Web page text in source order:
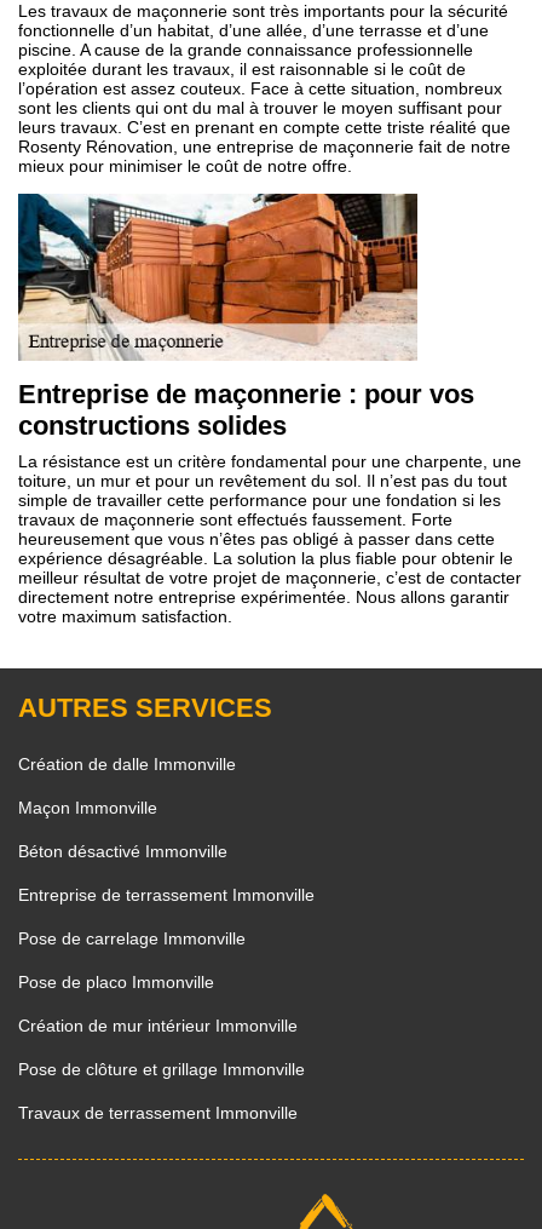
Les travaux de maçonnerie sont très importants pour la sécurité
fonctionnelle d’un habitat, d’une allée, d’une terrasse et d’une
piscine. A cause de la grande connaissance professionnelle
exploitée durant les travaux, il est raisonnable si le coût de
l’opération est assez couteux. Face à cette situation, nombreux
sont les clients qui ont du mal à trouver le moyen suffisant pour
leurs travaux. C’est en prenant en compte cette triste réalité que
Rosenty Rénovation, une entreprise de maçonnerie fait de notre
mieux pour minimiser le coût de notre offre.
Entreprise de maçonnerie : pour vos
constructions solides
La résistance est un critère fondamental pour une charpente, une
toiture, un mur et pour un revêtement du sol. Il n’est pas du tout
simple de travailler cette performance pour une fondation si les
travaux de maçonnerie sont effectués faussement. Forte
heureusement que vous n’êtes pas obligé à passer dans cette
expérience désagréable. La solution la plus fiable pour obtenir le
meilleur résultat de votre projet de maçonnerie, c’est de contacter
directement notre entreprise expérimentée. Nous allons garantir
votre maximum satisfaction.
AUTRES SERVICES
Création de dalle Immonville
Maçon Immonville
Béton désactivé Immonville
Entreprise de terrassement Immonville
Pose de carrelage Immonville
Pose de placo Immonville
Création de mur intérieur Immonville
Pose de clôture et grillage Immonville
Travaux de terrassement Immonville